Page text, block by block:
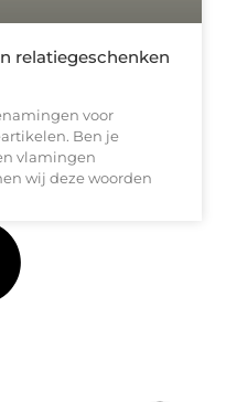
relatiegeschenken
voor
Ben je
vlamingen
wij deze woorden